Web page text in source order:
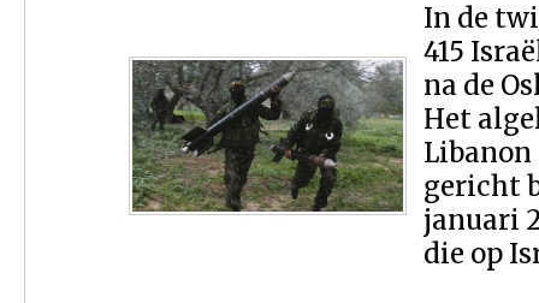
In de
415
na de
Het
Libanon
gericht
januari
die op